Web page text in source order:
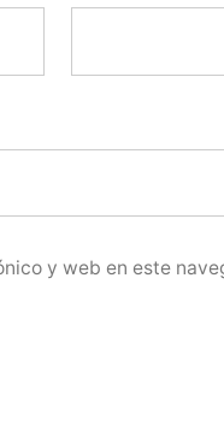
y web en este